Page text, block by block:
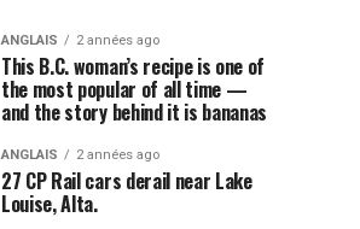
ANGLAIS 2 années ago
This B.C. woman’s recipe is one of
the most popular of all time —
and the story behind it is bananas
ANGLAIS 2 années ago
27 CP Rail cars derail near Lake
Louise, Alta.